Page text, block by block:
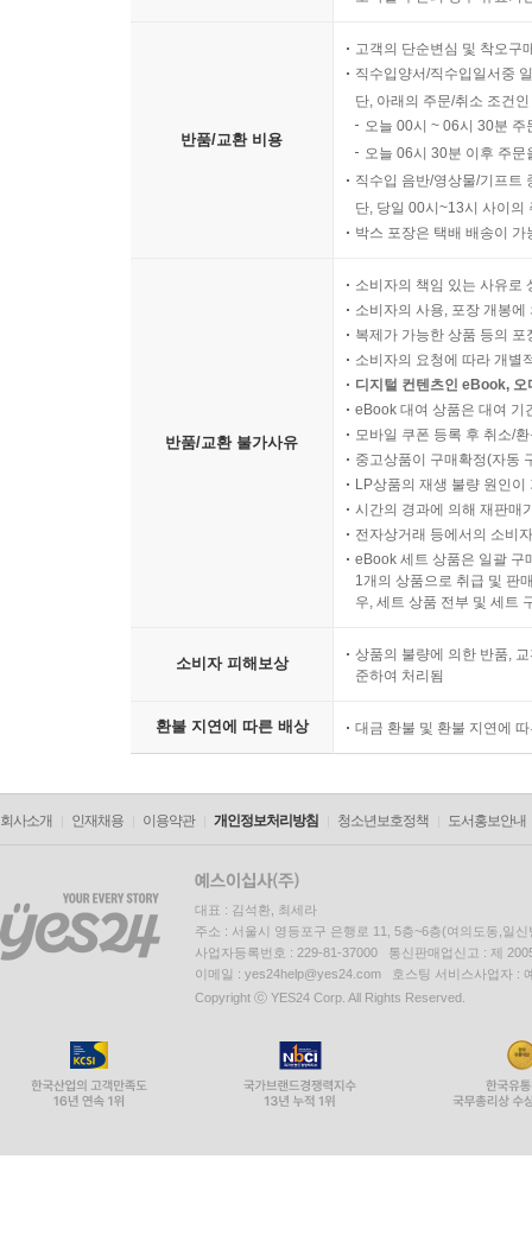
반품/교환 비용
고객의 단순변심 및 착오구
직수입양서/직수입일서중
단, 아래의 주문/취소 조건
오늘 00시 ~ 06시 30분
오늘 06시 30분 이후 주
직수입 음반/영상물/기프트
단, 당일 00시~13시 사이의
박스 포장은 택배 배송이
반품/교환 불가사유
소비자의 책임 있는 사유로
소비자의 사용, 포장 개봉
복제가 가능한 상품 등의
소비자의 요청에 따라 개별
디지털 컨텐츠인 eBook,
eBook 대여 상품은 대여 기
모바일 쿠폰 등록 후 취소/
중고상품이 구매확정(자동
LP상품의 재생 불량 원인
시간의 경과에 의해 재판매
전자상거래 등에서의 소비
eBook 세트 상품은 일괄 구
1개의 상품으로 취급 및 판
우, 세트 상품 전부 및 세트
소비자 피해보상
상품의 불량에 의한 반품,
준하여 처리됨
환불 지연에 따른 배상 대금 환불 및 환불 지연에
회사소개 인재채용 이용약관 개인정보처리방침 청소년보호정책 도서홍보안내
대표 : 김석환, 최세라
주소 : 서울시 영등포구 은행로 11, 5층~6층(여의도동,일신
사업자등록번호 : 229-81-37000 통신판매업신고 : 제
이메일 : yes24help@yes24.com 호스팅 서비스사업자 :
Copyright ⓒ YES24 Corp. All Rights Reserved.